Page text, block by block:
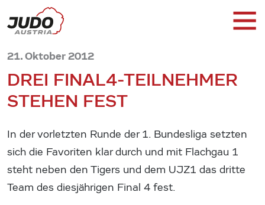
21. Oktober 2012
DREI FINAL4-TEILNEHMER
STEHEN FEST
In der vorletzten Runde der 1. Bundesliga setzten
sich die Favoriten klar durch und mit Flachgau 1
steht neben den Tigers und dem UJZ1 das dritte
Team des diesjährigen Final 4 fest.